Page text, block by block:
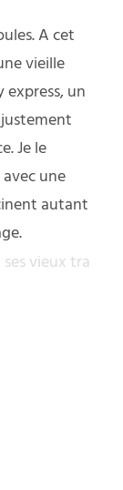
A cet
vieille
express, un
Je le
une
autant